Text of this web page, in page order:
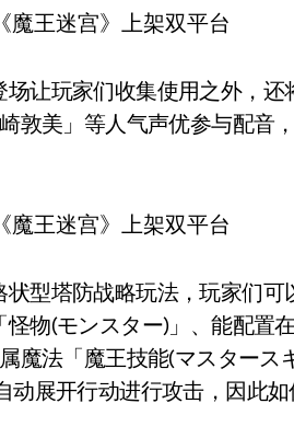
让玩家们收集使用之外，还
敦美」等人气声优参与配音
型塔防战略玩法，玩家们可
物(モンスター)」、能配置
魔法「魔王技能(マスタース
展开行动进行攻击，因此